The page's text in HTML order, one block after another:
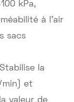
kPa,
à l'air
sacs
la
min) et